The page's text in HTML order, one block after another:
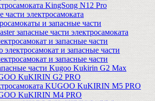
KingSong N12 Pro
электросамоката
и запасные части
запасные части электросамоката
и запасные части
и запасные части
и запасные части
части Kugoo Kukirin G2 Max
KuKIRIN G2 PRO
KUGOO KuKIRIN M5 PRO
KuKIRIN M4 PRO